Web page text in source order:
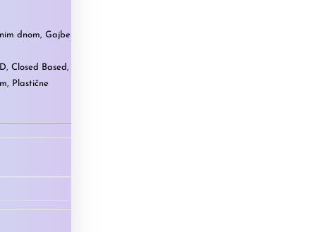
dnom, Gajbe
, Closed Based,
, Plastične